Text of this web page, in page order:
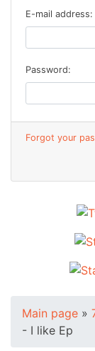
E-mail address:
Password:
Forgot your
Main page »
- I like Ep